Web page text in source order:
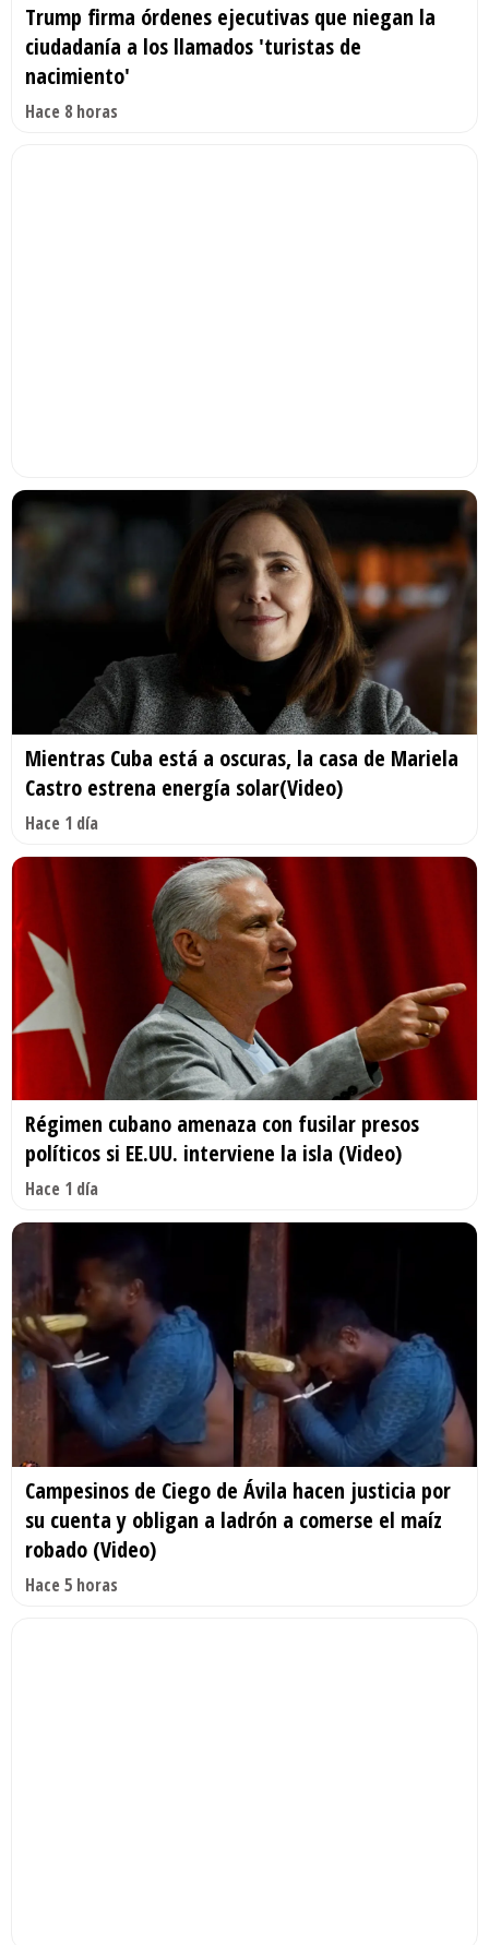
Trump firma órdenes ejecutivas que niegan la
ciudadanía a los llamados 'turistas de
nacimiento'
Hace 8 horas
Mientras Cuba está a oscuras, la casa de Mariela
Castro estrena energía solar(Video)
Hace 1 día
Régimen cubano amenaza con fusilar presos
políticos si EE.UU. interviene la isla (Video)
Hace 1 día
Campesinos de Ciego de Ávila hacen justicia por
su cuenta y obligan a ladrón a comerse el maíz
robado (Video)
Hace 5 horas